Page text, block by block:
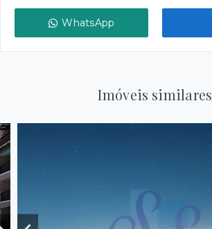
WhatsApp
Imóveis similares